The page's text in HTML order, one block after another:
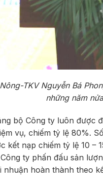
TKV Nguyễn Bá
những năm
bộ Công ty luôn được
vụ, chiếm tỷ lệ 80%.
kết nạp chiếm tỷ lệ 10
ty phấn đấu sản
hoàn thành theo